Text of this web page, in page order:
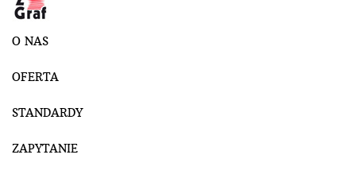
O NAS
OFERTA
STANDARDY
ZAPYTANIE